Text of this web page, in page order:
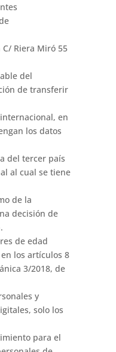
C/ Riera Miró 55
del
de transferir
en
los datos
del tercer país
al cual se tiene
de la
decisión de
de edad
los artículos 8
3/2018, de
y
solo los
para el